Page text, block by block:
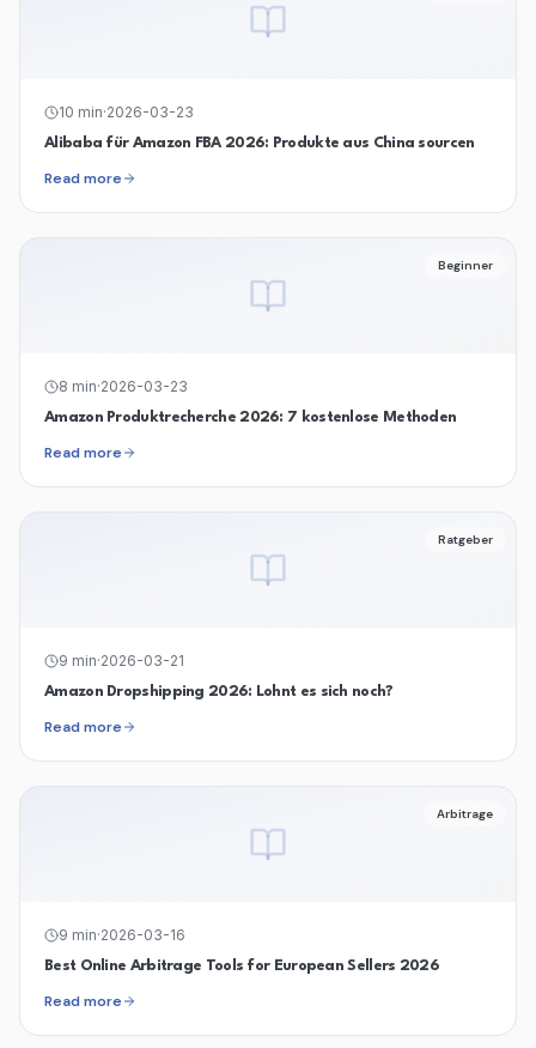
10 min·2026-03-23
Alibaba für Amazon FBA 2026: Produkte aus China sourcen
Read more
Beginner
8 min·2026-03-23
Amazon Produktrecherche 2026: 7 kostenlose Methoden
Read more
Ratgeber
9 min·2026-03-21
Amazon Dropshipping 2026: Lohnt es sich noch?
Read more
Arbitrage
9 min·2026-03-16
Best Online Arbitrage Tools for European Sellers 2026
Read more